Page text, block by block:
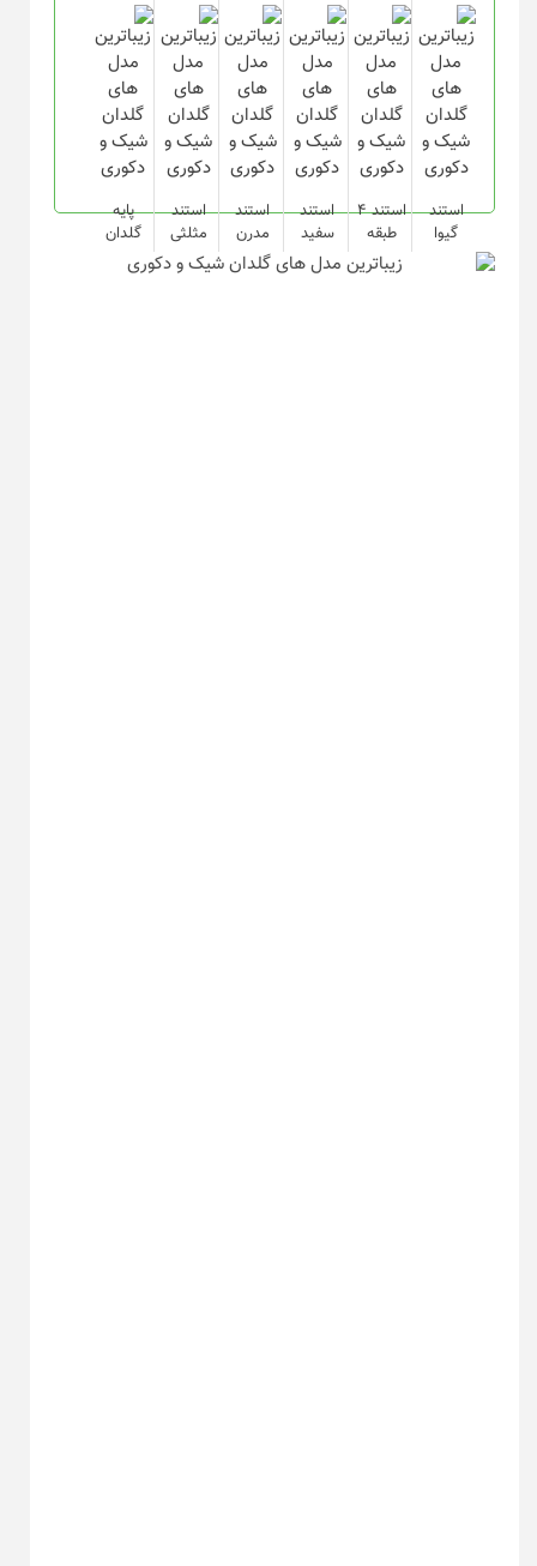
استند
گیوا
استند ۴
طبقه
استند
سفید
استند
مدرن
استند
مثلثی
پایه
گلدان